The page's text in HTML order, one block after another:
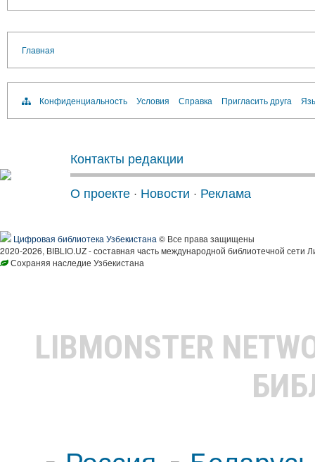
Главная
Конфиденциальность Условия Справка Пригласить друга
Контакты редакции
О проекте · Новости · Реклама
Цифровая библиотека Узбекистана © Все права защищены
2020-2026, BIBLIO.UZ - составная часть международной библиотечной сети
Сохраняя наследие Узбекистана
LIBMONSTER